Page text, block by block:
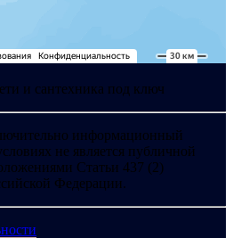
и сантехника под ключ
информационный
не является публичной
Статьи 437 (2)
Федерации.